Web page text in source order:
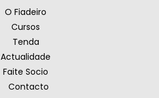
O Fiadeiro
Cursos
Tenda
Actualidade
Faite Socio
Contacto